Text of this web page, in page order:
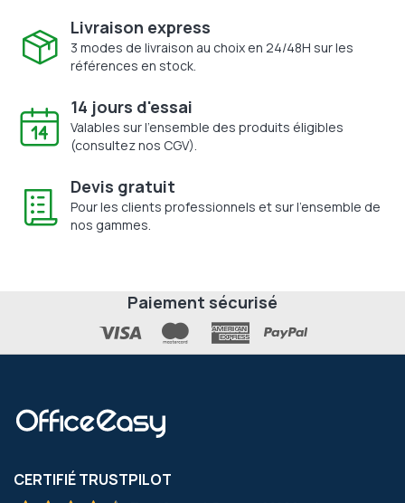
Livraison express
3 modes de livraison au choix en 24/48H sur les
références en stock.
14 jours d'essai
Valables sur l'ensemble des produits éligibles
(consultez nos CGV).
Devis gratuit
Pour les clients professionnels et sur l'ensemble de
nos gammes.
Paiement sécurisé
CERTIFIÉ TRUSTPILOT